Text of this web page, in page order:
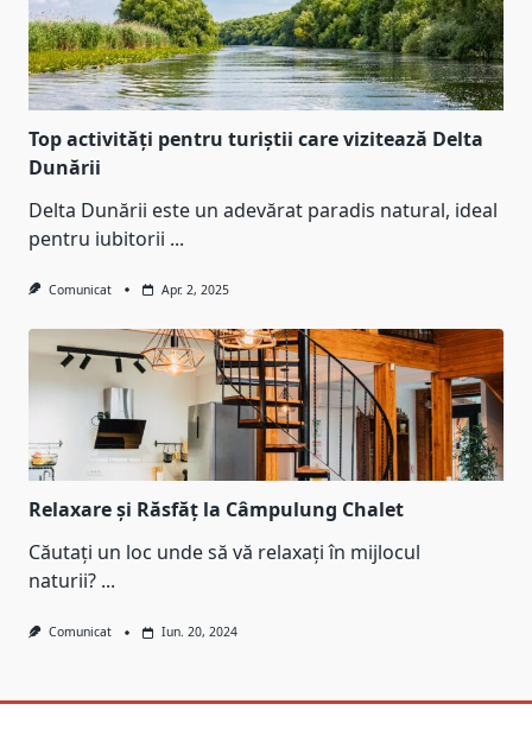
Top activități pentru turiștii care vizitează Delta
Dunării
Delta Dunării este un adevărat paradis natural, ideal
pentru iubitorii ...
Comunicat Apr. 2, 2025
Relaxare și Răsfăț la Câmpulung Chalet
Căutați un loc unde să vă relaxați în mijlocul
naturii? ...
Comunicat Iun. 20, 2024